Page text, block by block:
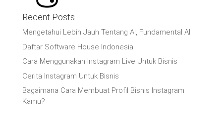
Recent Posts
Mengetahui Lebih Jauh Tentang AI, Fundamental AI
Daftar Software House Indonesia
Cara Menggunakan Instagram Live Untuk Bisnis
Cerita Instagram Untuk Bisnis
Bagaimana Cara Membuat Profil Bisnis Instagram
Kamu?